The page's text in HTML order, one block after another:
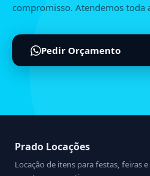
compromisso. Atendemos toda
Pedir Orçamento
Prado Locações
Locação de itens para festas, feiras e